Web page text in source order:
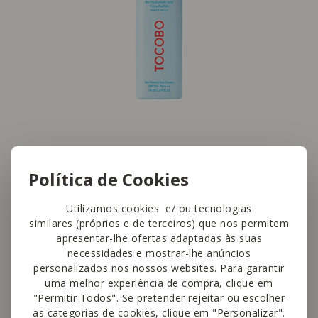
Política de Cookies
Utilizamos cookies e/ ou tecnologias
similares (próprios e de terceiros) que nos permitem
apresentar-lhe ofertas adaptadas às suas
necessidades e mostrar-lhe anúncios
personalizados nos nossos websites. Para garantir
uma melhor experiência de compra, clique em
"Permitir Todos". Se pretender rejeitar ou escolher
as categorias de cookies, clique em "Personalizar".
Tenho a pele do rosto
muito seca: o que
fazer?
Se enfrenta esta condição, deve incorporar
alguns cuidados no dia a dia para